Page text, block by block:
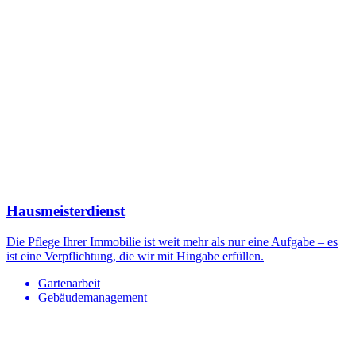
Hausmeisterdienst
Die Pflege Ihrer Immobilie ist weit mehr als nur eine Aufgabe – es
ist eine Verpflichtung, die wir mit Hingabe erfüllen.
Gartenarbeit
Gebäudemanagement